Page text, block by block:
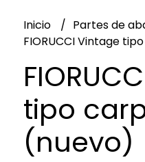
Inicio
Partes de
FIORUCCI Vintage
tipo
(nuevo)